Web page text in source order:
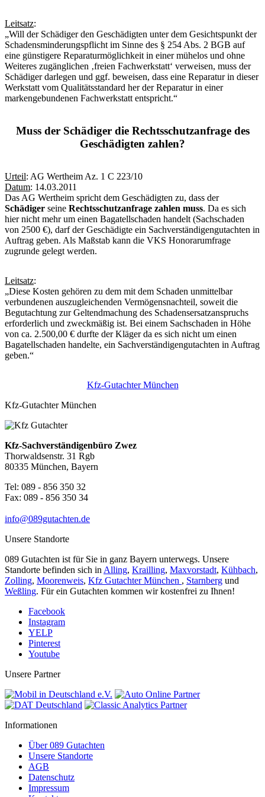
Leitsatz:
„Will der Schädiger den Geschädigten unter dem Gesichtspunkt der
Schadensminderungspflicht im Sinne des § 254 Abs. 2 BGB auf
eine günstigere Reparaturmöglichkeit in einer mühelos und ohne
Weiteres zugänglichen ‚freien Fachwerkstatt‘ verweisen, muss der
Schädiger darlegen und ggf. beweisen, dass eine Reparatur in dieser
Werkstatt vom Qualitätsstandard her der Reparatur in einer
markengebundenen Fachwerkstatt entspricht.“
Muss der Schädiger die Rechtsschutzanfrage des
Geschädigten zahlen?
Urteil: AG Wertheim Az. 1 C 223/10
Datum: 14.03.2011
Das AG Wertheim spricht dem Geschädigten zu, dass der
Schädiger seine Rechtsschutzanfrage zahlen muss. Da es sich
hier nicht mehr um einen Bagatellschaden handelt (Sachschaden
von 2500 €), darf der Geschädigte ein Sachverständigengutachten in
Auftrag geben. Als Maßstab kann die VKS Honorarumfrage
zugrunde gelegt werden.
Leitsatz:
„Diese Kosten gehören zu dem mit dem Schaden unmittelbar
verbundenen auszugleichenden Vermögensnachteil, soweit die
Begutachtung zur Geltendmachung des Schadensersatzanspruchs
erforderlich und zweckmäßig ist. Bei einem Sachschaden in Höhe
von ca. 2.500,00 € durfte der Kläger da es sich nicht um einen
Bagatellschaden handelte, ein Sachverständigengutachten in Auftrag
geben.“
Kfz-Gutachter München
Kfz-Gutachter München
Kfz-Sachverständigenbüro Zwez
Thorwaldsenstr. 31 Rgb
80335 München, Bayern
Tel: 089 - 856 350 32
Fax: 089 - 856 350 34
info@089gutachten.de
Unsere Standorte
089 Gutachten ist für Sie in ganz Bayern unterwegs. Unsere
Standorte befinden sich in Alling, Krailling, Maxvorstadt, Kühbach,
Zolling, Moorenweis, Kfz Gutachter München , Starnberg und
Weßling. Für ein Gutachten kommen wir kostenfrei zu Ihnen!
Facebook
Instagram
YELP
Pinterest
Youtube
Unsere Partner
Informationen
Über 089 Gutachten
Unsere Standorte
AGB
Datenschutz
Impressum